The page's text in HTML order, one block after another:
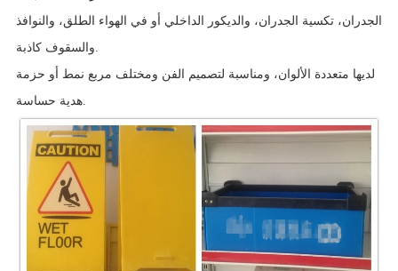
الجدران، تكسية الجدران، والديكور الداخلي أو في الهواء الطلق، والنوافذ
لديها متعددة الألوان، ومناسبة لتصميم الفن ومختلف مربع نمط أو حزمة
هدية حساسة.